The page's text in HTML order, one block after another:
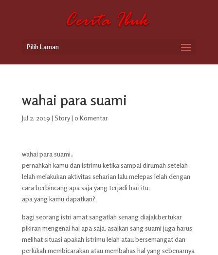
Pilih Laman
wahai para suami
Jul 2, 2019 | Story| 0 Komentar
wahai para suami..
pernahkah kamu dan istrimu ketika sampai dirumah setelah
lelah melakukan aktivitas seharian lalu melepas lelah dengan
cara berbincang apa saja yang terjadi hari itu.
apa yang kamu dapatkan?
bagi seorang istri amat sangatlah senang diajak bertukar
pikiran mengenai hal apa saja, asalkan sang suami juga harus
melihat situasi apakah istrimu lelah atau bersemangat dan
perlukah membicarakan atau membahas hal yang sebenarnya